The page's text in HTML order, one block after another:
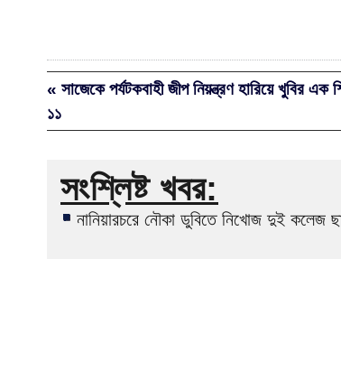
« সাজেকে পর্যটকবাহী জীপ নিয়ন্ত্রণ হারিয়ে খুবির এক
১১
সংশ্লিষ্ট খবর:
নানিয়ারচরে নৌকা ডুবিতে নিখোজ দুই কলেজ